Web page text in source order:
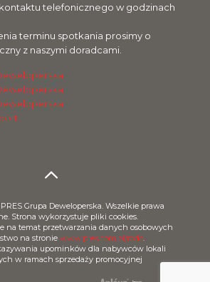
telefonicznego w godzinach
terminu spotkania prosimy o
z naszymi doradcami.
Grupa Deweloperska. Wszelkie prawa
Strona wykorzystuje pliki cookies.
na temat przetwarzania danych osobowych
na stronie www.pres.com.pl/rodo.
upominków dla nabywców lokali
w ramach sprzedaży promocyjnej